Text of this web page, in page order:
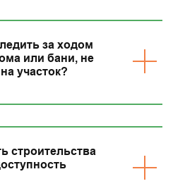
за ходом
или бани, не
участок?
строительства